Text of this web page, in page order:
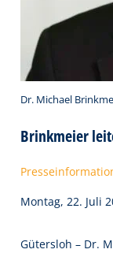
Dr. Michael
Brinkmeier
Montag, 22. Juli
Gütersloh – Dr.